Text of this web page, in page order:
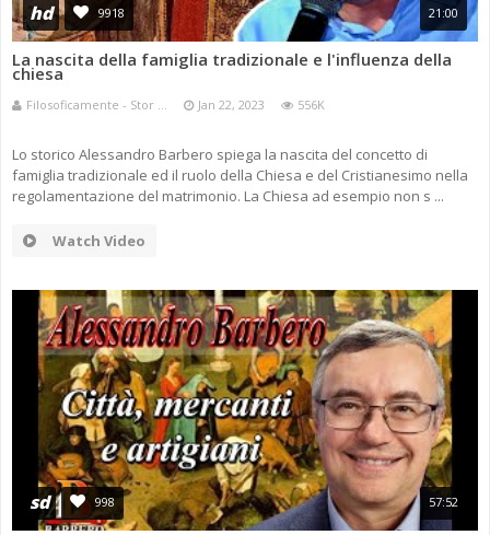
hd 9918 21:00
La nascita della famiglia tradizionale e l'influenza della
chiesa
Filosoficamente - Stor ... Jan 22, 2023 556K
Lo storico Alessandro Barbero spiega la nascita del concetto di
famiglia tradizionale ed il ruolo della Chiesa e del Cristianesimo nella
regolamentazione del matrimonio. La Chiesa ad esempio non s ...
Watch Video
sd 998 57:52